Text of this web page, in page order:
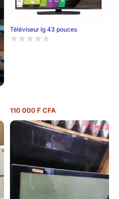
Téléviseur lg 43 pouces
110 000 F CFA